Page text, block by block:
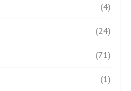
(4)
(24)
(71)
(1)